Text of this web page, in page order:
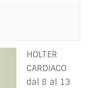
HOLTER
CARDIACO
dal 8 al 13